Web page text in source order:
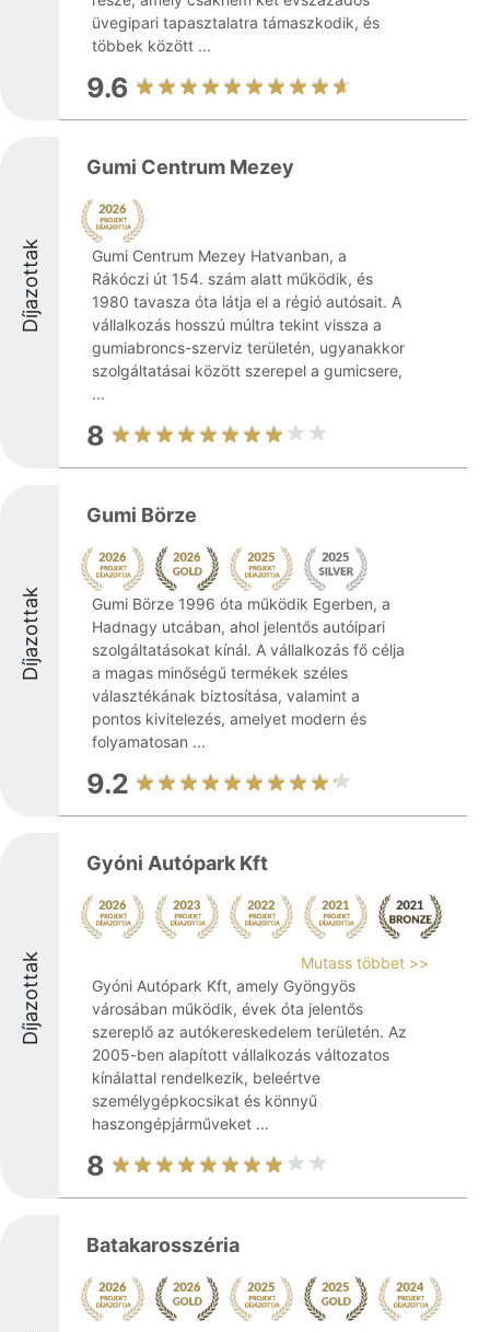
üvegipari tapasztalatra támaszkodik, és
többek között ...
9.6
Díjazottak
Gumi Centrum Mezey
Gumi Centrum Mezey Hatvanban, a
Rákóczi út 154. szám alatt működik, és
1980 tavasza óta látja el a régió autósait. A
vállalkozás hosszú múltra tekint vissza a
gumiabroncs-szerviz területén, ugyanakkor
szolgáltatásai között szerepel a gumicsere,
...
8
Díjazottak
Gumi Börze
Gumi Börze 1996 óta működik Egerben, a
Hadnagy utcában, ahol jelentős autóipari
szolgáltatásokat kínál. A vállalkozás fő célja
a magas minőségű termékek széles
választékának biztosítása, valamint a
pontos kivitelezés, amelyet modern és
folyamatosan ...
9.2
Díjazottak
Gyóni Autópark Kft
Mutass többet >>
Gyóni Autópark Kft, amely Gyöngyös
városában működik, évek óta jelentős
szereplő az autókereskedelem területén. Az
2005-ben alapított vállalkozás változatos
kínálattal rendelkezik, beleértve
személygépkocsikat és könnyű
haszongépjárműveket ...
8
Batakarosszéria